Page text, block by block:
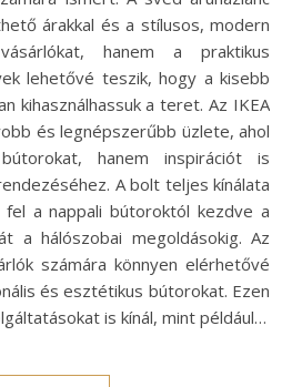
árakkal és a stílusos, modern
hanem a praktikus
lehetővé teszik, hogy a kisebb
kihasználhassuk a teret. Az IKEA
és legnépszerűbb üzlete, ahol
hanem inspirációt is
A bolt teljes kínálata
a nappali bútoroktól kezdve a
a hálószobai megoldásokig. Az
számára könnyen elérhetővé
és esztétikus bútorokat. Ezen
is kínál, mint például…